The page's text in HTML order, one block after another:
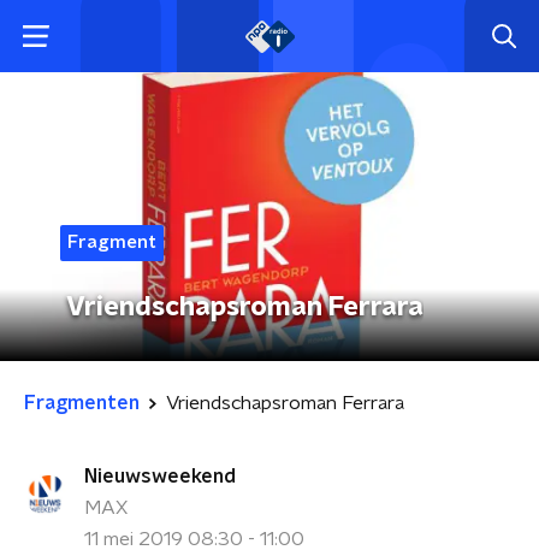
Fragment
Vriendschapsroman Ferrara
Fragmenten Vriendschapsroman Ferrara
Nieuwsweekend
MAX
11 mei 2019 08:30 - 11:00